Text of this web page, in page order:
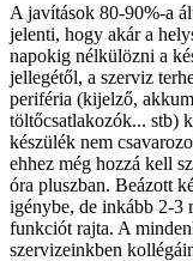
A javítások 80-90%-a
jelenti, hogy akár a
napokig nélkülözni a
jellegétől, a szerviz
periféria (kijelző,
töltőcsatlakozók... stb)
készülék nem
ehhez még hozzá kell
óra pluszban. Beázott
igénybe, de inkább 2-3
funkciót rajta. A
szervizeinkben